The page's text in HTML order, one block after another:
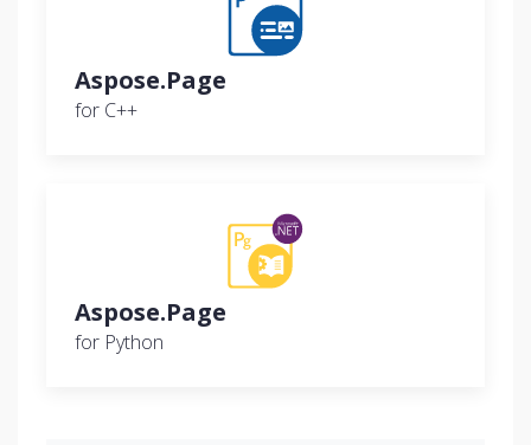
Aspose.Page
for C++
Aspose.Page
for Python